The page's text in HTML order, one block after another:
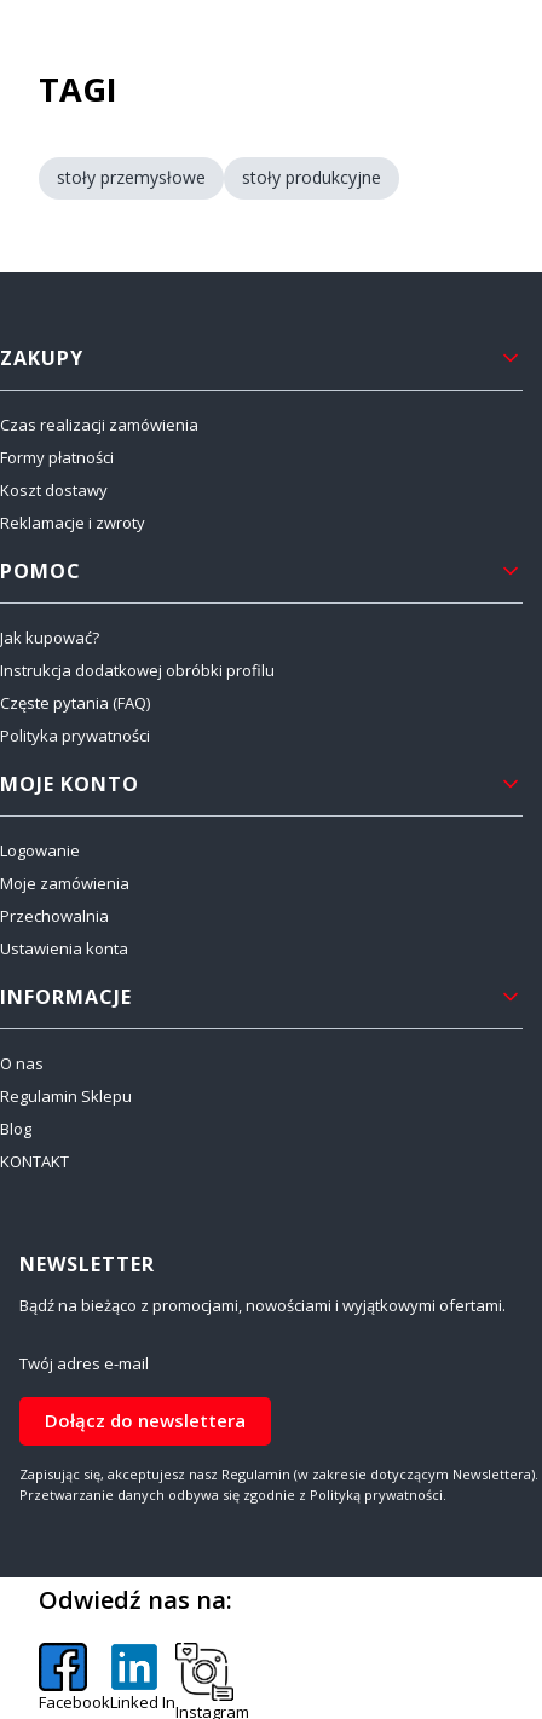
TAGI
stoły przemysłowe stoły produkcyjne
Linki w stopce
ZAKUPY
Czas realizacji zamówienia
Formy płatności
Koszt dostawy
Reklamacje i zwroty
POMOC
Jak kupować?
Instrukcja dodatkowej obróbki profilu
Częste pytania (FAQ)
Polityka prywatności
MOJE KONTO
Logowanie
Moje zamówienia
Przechowalnia
Ustawienia konta
INFORMACJE
O nas
Regulamin Sklepu
Blog
KONTAKT
NEWSLETTER
Bądź na bieżąco z promocjami, nowościami i wyjątkowymi ofertami.
Twój adres e-mail
Dołącz do newslettera
Zapisując się, akceptujesz nasz Regulamin (w zakresie dotyczącym Newslettera).
Przetwarzanie danych odbywa się zgodnie z Polityką prywatności.
Odwiedź nas na:
FacebookLinked InInstagram